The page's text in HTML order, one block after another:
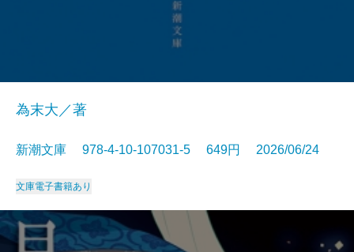
為末大／著
新潮文庫 978-4-10-107031-5 649円 2026/06/24
文庫電子書籍あり